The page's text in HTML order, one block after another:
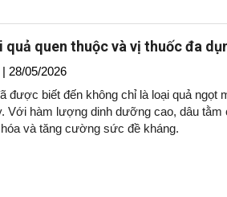
quả quen thuộc và vị thuốc đa
28/05/2026
được biết đến không chỉ là loại quả ngọt
Với hàm lượng dinh dưỡng cao, dâu tằm
và tăng cường sức đề kháng.